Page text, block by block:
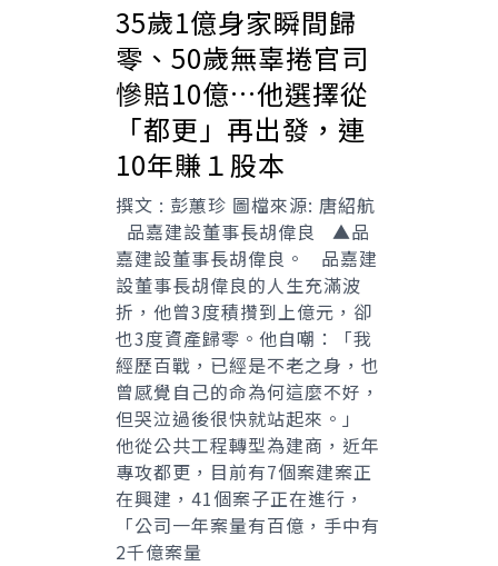
35歲1億身家瞬間歸
零、50歲無辜捲官司
慘賠10億…他選擇從
「都更」再出發，連
10年賺１股本
撰文 : 彭蕙珍 圖檔來源: 唐紹航
品嘉建設董事長胡偉良 ▲品
嘉建設董事長胡偉良。 品嘉建
設董事長胡偉良的人生充滿波
折，他曾3度積攢到上億元，卻
也3度資產歸零。他自嘲：「我
經歷百戰，已經是不老之身，也
曾感覺自己的命為何這麼不好，
但哭泣過後很快就站起來。」
他從公共工程轉型為建商，近年
專攻都更，目前有7個案建案正
在興建，41個案子正在進行，
「公司一年案量有百億，手中有
2千億案量